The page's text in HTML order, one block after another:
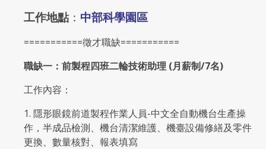
工作地點 ： 中部科學園區
===========徵才職缺===========
職缺一：前製程四班二輪技術助理 (月薪制/7名)
工作內容：
1. 隱形眼鏡前道製程作業人員-中文全自動機台生產操
作，半成品檢測、機台清潔維護、機臺設備修繕及零件
更換、數量核對、報表填寫